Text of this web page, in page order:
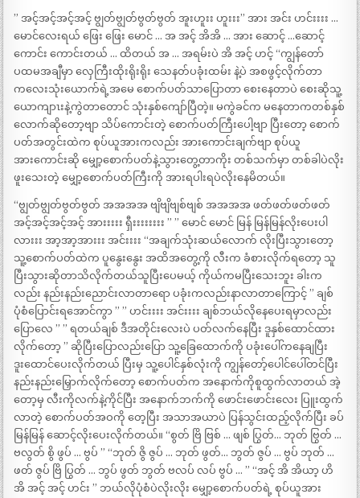
” အင့်အင့်အင့်အင့် ဗျွတ်ဗျွတ်ဗွတ်ဗွတ် အူးဟူးး ဟူးးး” အား အင်း ဟင်းးးး …
မောင်လေးရယ် ဖြေး ဖြေး မောင် … အ အင့် အိအိ … အား ဆောင့် …ဆောင့်
ကောင်း ကောင်းတယ် … ထိတယ် အ … အရမ်းပဲ အိ အင့် ဟင့် “ကျွန်တော်
ပထမအချီမှာ လှေကြီးထိုးရိုးရိုး သေနတ်ပခုံးထမ်း နဲ့ပဲ အစဖွင့်လိုက်တာ
ကလေးသုံးယောက်ရဲ့အမေ စောက်ပတ်သာပြောတာ စေးနေတာပဲ စေးဆိုသူ့
ယောကျာၤးနဲ့ကွဲတာတောင် သုံးနှစ်ကျော်ပြီတဲ့။ မကွဲခင်က မနေတာကတစ်နှစ်
လောက်ဆိုတော့ဗျာ သိပ်ကောင်းတဲ့ စောက်ပတ်ကြီးပေါ့ဗျာ ပြီးတော့ စောက်
ပတ်အတွင်းထဲက စုပ်ယူအားကလည်း အားကောင်းချက်ဗျာ စုပ်ယူ
အားကောင်းဆို မျှော့စောက်ပတ်နဲ့သွားတွေ့တာကိုး တစ်သက်မှာ တစ်ခါပဲလိုး
ဖူးသေးတဲ့ မျှော့စောက်ပတ်ကြီးကို အားရပါးရပဲလိုးနေမိတယ်။
“ဗျွတ်ဗျွတ်ဗွတ်ဗွတ် အအအအ ဗျိဗျိဗျစ်ဗျစ် အအအအ ဖတ်ဖတ်ဖတ်ဖတ်
အင့်အင့်အင့်အင့် အားးးးး ရှီးးးးးးးး ” ” မောင် မောင် မြန် မြန်မြန်လိုးပေးပါ
လားးး အာ့အာ့အားးး အင်းးးး “အချက်သုံးဆယ်လောက် လိုးပြီးသွားတော့
သူ့စောက်ပတ်ထဲက ပူနွေးနွေး အထိအတွေ့ကို လီးက ခံစားလိုက်ရတော့ သူ
ပြီးသွားဆိုတာသိလိုက်တယ်သူပြီးပေမယ့် ကိုယ်ကမပြီးသေးဘူး ခါးက
လည်း နည်းနည်းညောင်းလာတာရော ပခုံးကလည်းနာလာတာကြောင့် ” ချစ်
ပုံစံပြောင်းရအောင်ကွာ ” ” ဟင်းးးး အင်းးးး ချစ်ဘယ်လိုနေပေးရမှာလည်း
ပြောလေ ” ” ရတယ်ချစ် ဒီအတိုင်းလေးပဲ ပတ်လက်နေပြီး ဒူနှစ်ထောင်ထား
လိုက်တော့ ” ဆိုပြီးပြောလည်းပြော သူ့ခြေထောက်ကို ပခုံးပေါ်ကနေချပြီး
ဒူးထောင်ပေးလိုက်တယ် ပြီးမှ သူ့ပေါင်နှစ်လုံးကို ကျွန်တော့်ပေါင်ပေါ်တင်ပြီး
နည်းနည်းမြှောက်လိုက်တော့ စောက်ပတ်က အနောက်ကိုစူထွက်လာတယ် အဲ့
တော့မှ လီးကိုလက်နဲ့ကိုင်ပြီး အနောက်ဘက်ကို ဖောင်းဖောင်းလေး ပြူးထွက်
လာတဲ့ စောက်ပတ်အဝကို တေ့ပြီး အသာအယာပဲ ပြန်သွင်းထည့်လိုက်ပြီး ခပ်
မြန်မြန် ဆောင့်လိုးပေးလိုက်တယ်။ “စွတ် ဗြိ ဗြစ် … ဖျစ် ပြွတ်… ဘုတ် ဗြွတ် …
ဗလွတ် စွိ ဖွပ် … ဗွပ် ” “ဘုတ် ဇွိ ဇွပ် … ဘုတ် ဖွတ်… ဘွတ် ဇွပ် … ဗွပ် ဘုတ် …
ဖတ် ဇွပ် ဗြိ ပြွတ် … ဘွပ် ဖွတ် ဘွတ် ဗလပ် လပ် ဗွပ် … ” “အင့် အိ အိယာ့ ဟိ
အိ အင့် အင့် ဟင်း ” ဘယ်လိုပုံစံပဲလိုးလိုး မျှော့စောက်ပတ်ရဲ့ စုပ်ယူအား